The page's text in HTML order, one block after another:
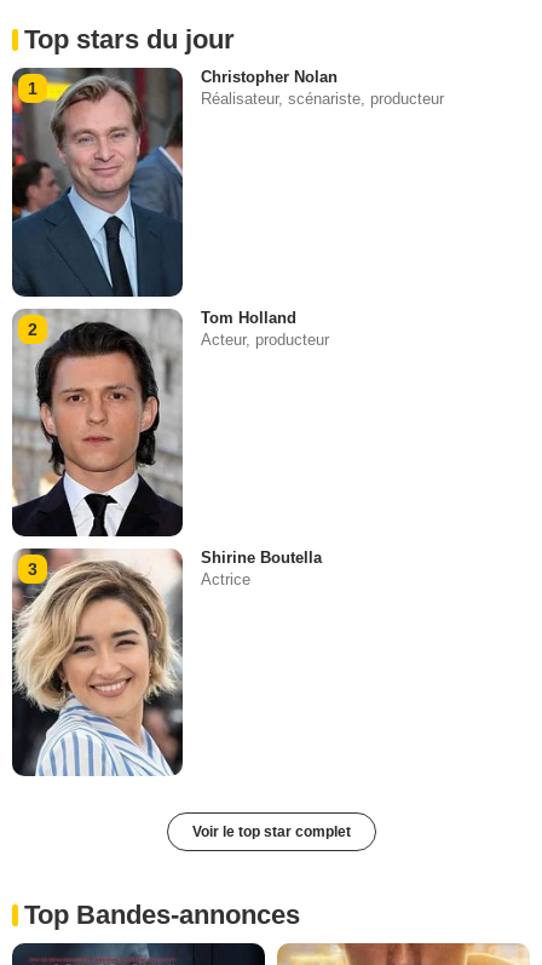
Top stars du jour
1
Christopher Nolan
Réalisateur, scénariste, producteur
2
Tom Holland
Acteur, producteur
3
Shirine Boutella
Actrice
Voir le top star complet
Top Bandes-annonces